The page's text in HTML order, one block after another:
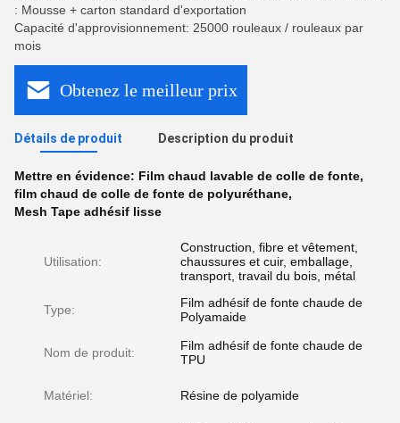
: Mousse + carton standard d'exportation
Capacité d'approvisionnement: 25000 rouleaux / rouleaux par
mois
Obtenez le meilleur prix
Détails de produit Description du produit
Mettre en évidence: Film chaud lavable de colle de fonte,
film chaud de colle de fonte de polyuréthane,
Mesh Tape adhésif lisse
Utilisation:
Construction, fibre et vêtement,
chaussures et cuir, emballage,
transport, travail du bois, métal
Type:
Film adhésif de fonte chaude de
Polyamaide
Nom de produit:
Film adhésif de fonte chaude de
TPU
Matériel: Résine de polyamide